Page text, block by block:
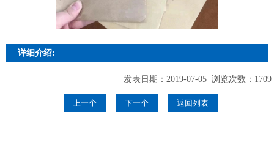
详细介绍:
发表日期：2019-07-05 浏览次数：1709
上一个 下一个 返回列表